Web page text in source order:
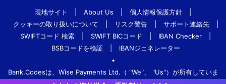
現地サイト About Us 個人情報保護方針
クッキーの取り扱いについて
リスク警告 サポート連絡先
SWIFTコード 検索
SWIFT BICコード IBAN Checker
BSBコードを検証
IBANジェネレーター
•
Bank.Codesは、Wise Payments Ltd.（ "We"、 "Us"）が所有していま